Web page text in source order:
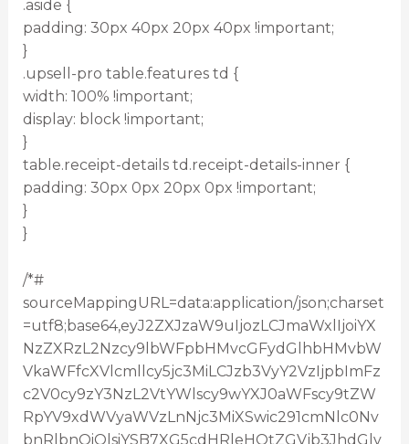
.aside {
padding: 30px 40px 20px 40px !important;
}
.upsell-pro table.features td {
width: 100% !important;
display: block !important;
}
table.receipt-details td.receipt-details-inner {
padding: 30px 0px 20px 0px !important;
}
}
/*#
sourceMappingURL=data:application/json;charset
=utf8;base64,eyJ2ZXJzaW9uIjozLCJmaWxlIjoiYX
NzZXRzL2Nzcy9lbWFpbHMvcGFydGlhbHMvbW
VkaWFfcXVlcmllcy5jc3MiLCJzb3VyY2VzIjpbImFz
c2V0cy9zY3NzL2VtYWlscy9wYXJ0aWFscy9tZW
RpYV9xdWVyaWVzLnNjc3MiXSwic291cmNlc0Nv
bnRlbnQiOlsiYSB7XG5cdHRleHQtZGVjb3JhdGlv